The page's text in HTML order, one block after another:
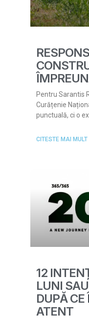
Pentru Sarantis
Curățenie
punctuală, ci o
CITESTE MAI MULT
12
LUNI
DUPĂ CE
ATENT